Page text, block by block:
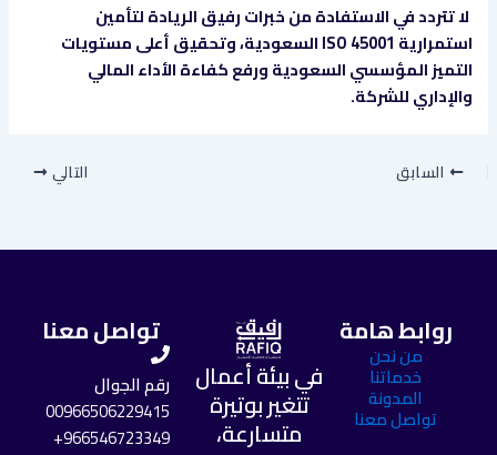
لا تتردد في الاستفادة من خبرات رفيق الريادة لتأمين
استمرارية ISO 45001 السعودية، وتحقيق أعلى مستويات
التميز المؤسسي السعودية ورفع كفاءة الأداء المالي
والإداري للشركة.
السابق التالي
روابط هامة
من نحن
خدماتنا
المدونة
تواصل معنا
في بيئة أعمال
تتغير بوتيرة
متسارعة،
تواصل معنا
رقم الجوال
00966506229415
966546723349+